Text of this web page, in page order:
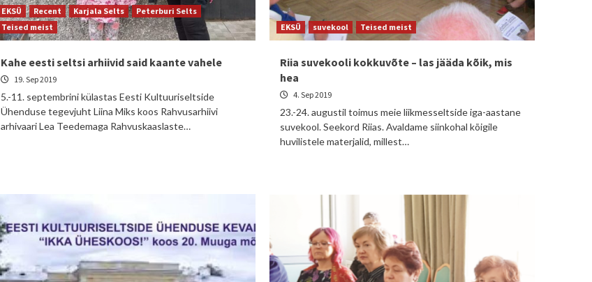
EKSÜ Recent Karjala Selts
Peterburi Selts
Teised meist
Kahe eesti seltsi arhiivid said kaante vahele
19. Sep 2019
5.-11. septembrini külastas Eesti Kultuuriseltside
Ühenduse tegevjuht Liina Miks koos Rahvusarhiivi
arhivaari Lea Teedemaga Rahvuskaaslaste…
EKSÜ suvekool Teised meist
Riia suvekooli kokkuvõte – las jääda kõik, mis
hea
4. Sep 2019
23.-24. augustil toimus meie liikmesseltside iga-aastane
suvekool. Seekord Riias. Avaldame siinkohal kõigile
huvilistele materjalid, millest…